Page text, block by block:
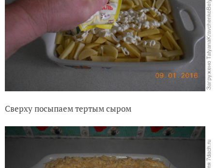
Сверху посыпаем тертым сыром